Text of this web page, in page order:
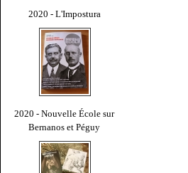
2020 - L'Impostura
2020 - Nouvelle École sur
Bernanos et Péguy